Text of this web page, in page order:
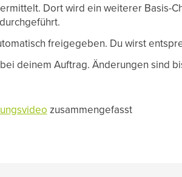
Dort wird ein weiterer Basis-
freigegeben. Du wirst
deinem Auftrag. Änderungen sind
zusammengefasst